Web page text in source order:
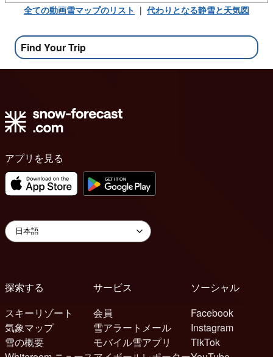
全ての動画雪マップのリスト | 代わりとなる静雪と天気図
Find Your Trip
アプリを見る
探索する
スキーリゾート
気象マップ
雪の概要
サービス
会員
雪アラートメール
モバイル雪アプリ
ソーシャル
Facebook
Instagram
TikTok